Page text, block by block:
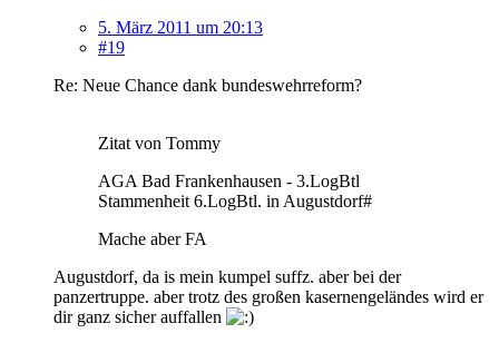
5. März 2011 um 20:13
#19
Re: Neue Chance dank bundeswehrreform?
Zitat von Tommy
AGA Bad Frankenhausen - 3.LogBtl
Stammenheit 6.LogBtl. in Augustdorf#
Mache aber FA
Augustdorf, da is mein kumpel suffz. aber bei der
panzertruppe. aber trotz des großen kasernengeländes wird er
dir ganz sicher auffallen